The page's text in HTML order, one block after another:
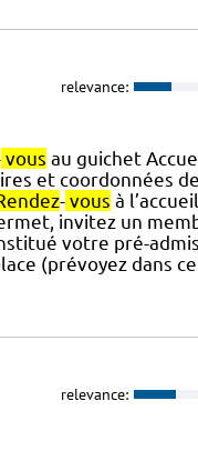
relevance:
vous au guichet
et coordonnées
- vous à
invitez un
votre pré-
(prévoyez dans ce
relevance: